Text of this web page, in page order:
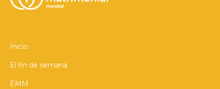
Inicio
El fin de semana
EMM